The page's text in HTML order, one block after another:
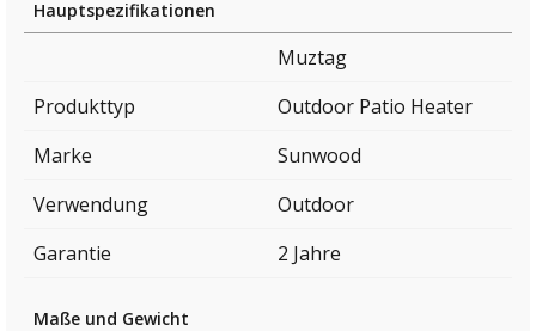
Hauptspezifikationen
Muztag
Produkttyp
Outdoor Patio Heater
Marke
Sunwood
Verwendung
Outdoor
Garantie
2 Jahre
Maße und Gewicht